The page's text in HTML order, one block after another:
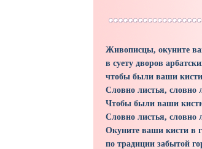
Живописцы, окуните
в суету дворов
чтобы были ваши кисти
Словно листья, словно
Чтобы были ваши
Словно листья, словно
Окуните ваши кисти в
по традиции забытой